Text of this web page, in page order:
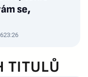
se,
23:26
TITULŮ